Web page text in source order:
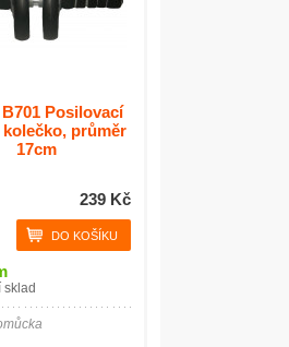
Posilovací
průměr
17cm
239 Kč
sklad